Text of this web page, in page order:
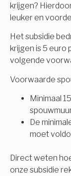
krijgen?
leuker en
Het subsidie
krijgen is 5 euro
volgende
Voorwaarde
Minimaal
De
moet
Direct weten
onze subsidie
Vloerisolatie
Dakisolatie
Gevelisolatie
Vorige
Voornaam
Achternaam